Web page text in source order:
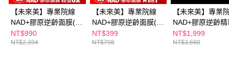
恩沛科技股份有限公司將有權停止該用戶之使用額度並採取法律行動。
海外配送 查看運費
海外配送(澳門) 查看運費
【未來美】專業院線
NAD+膠原逆齡面膜(3
片/盒) x6盒
NT$990
NT$2,394
【未來美】專業院線
NAD+膠原逆齡面膜(3
片/盒) 買1送1
NT$399
NT$798
【未來美】專業
NAD+膠原逆齡
充包 (3件/盒)
NT$1,999
NT$3,680